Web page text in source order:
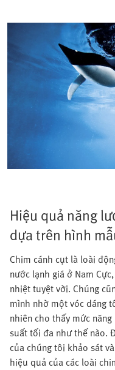
Hiệu quả năng
dựa trên hình
Chim cánh cụt là loài
nước lạnh giá ở Nam
nhiệt tuyệt vời. Chúng
mình nhờ một vóc dáng
nhiên cho thấy mức
suất tối đa như thế nào.
của chúng tôi khảo sát
hiệu quả của các loài